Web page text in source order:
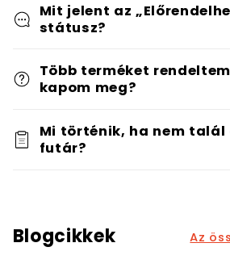
Mit jelent az
státusz?
Több terméket
kapom meg?
Mi történik, ha nem
futár?
Blogcikkek Az